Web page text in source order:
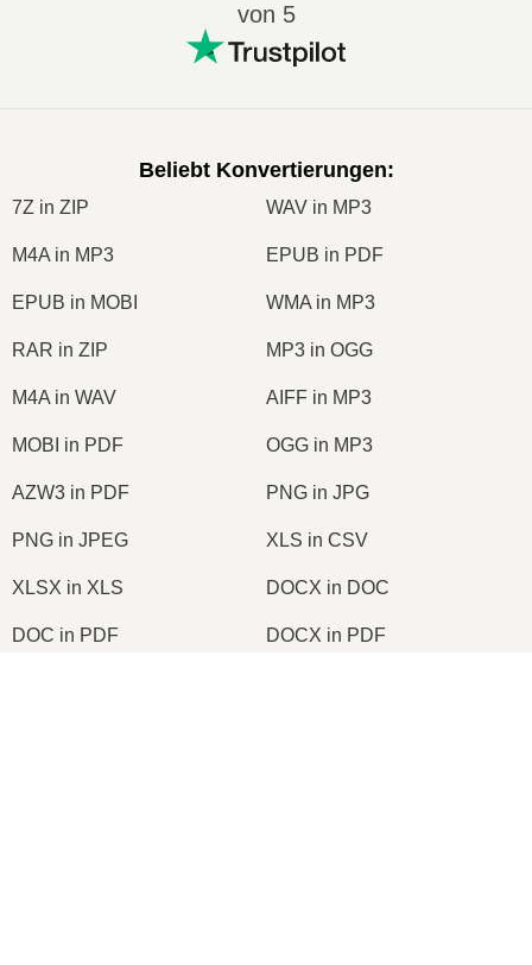
von 5
Beliebt Konvertierungen:
7Z in ZIP WAV in MP3
M4A in MP3 EPUB in PDF
EPUB in MOBI WMA in MP3
RAR in ZIP MP3 in OGG
M4A in WAV AIFF in MP3
MOBI in PDF OGG in MP3
AZW3 in PDF PNG in JPG
PNG in JPEG XLS in CSV
XLSX in XLS DOCX in DOC
DOC in PDF DOCX in PDF